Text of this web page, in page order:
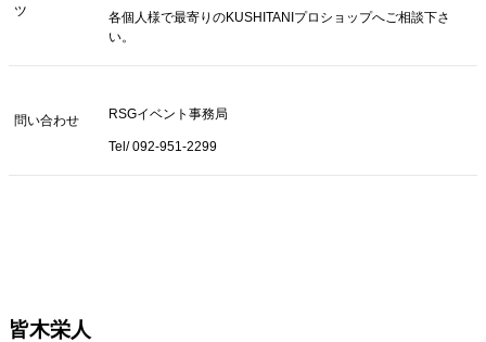
ツ
各個人様で最寄りのKUSHITANIプロショップへご相談下さ
い。
問い合わせ RSGイベント事務局
Tel/ 092-951-2299
皆木栄人